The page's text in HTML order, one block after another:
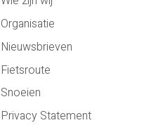
Organisatie
Nieuwsbrieven
Fietsroute
Snoeien
Privacy Statement